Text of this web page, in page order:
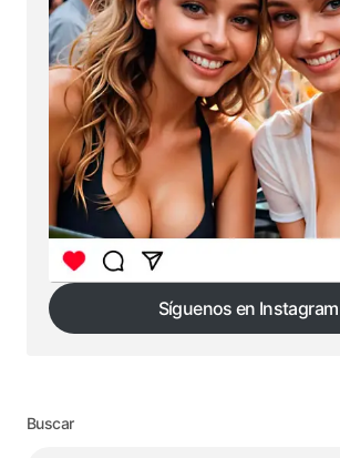
Síguenos en Instagram
Síguenos en Instagram
Buscar